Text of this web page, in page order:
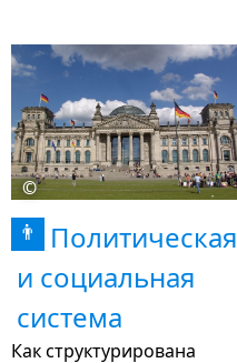
©
👨
Политическая
и социальная
система
Как структурирована